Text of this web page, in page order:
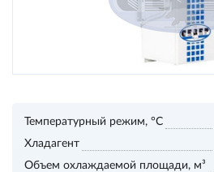
Температурный режим, °С
Хладагент
Объем охлаждаемой площади, м³